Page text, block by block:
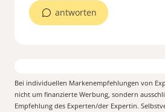
antworten
Bei individuellen Markenempfehlungen von
nicht um finanzierte Werbung, sondern
Empfehlung des Experten/der Expertin.